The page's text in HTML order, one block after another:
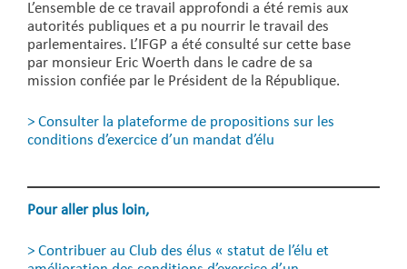
L’ensemble de ce travail approfondi a été remis aux
autorités publiques et a pu nourrir le travail des
parlementaires. L’IFGP a été consulté sur cette base
par monsieur Eric Woerth dans le cadre de sa
mission confiée par le Président de la République.
> Consulter la plateforme de propositions sur les
conditions d’exercice d’un mandat d’élu
Pour aller plus loin,
> Contribuer au Club des élus « statut de l’élu et